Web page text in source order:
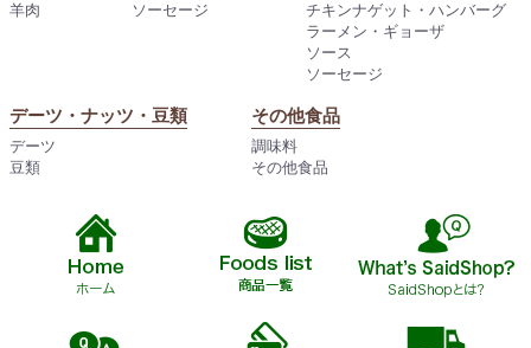
羊肉
ソーセージ
チキンナゲット・ハンバーグ
ラーメン・ギョーザ
ソース
ソーセージ
デーツ・ナッツ・豆類
デーツ
豆類
その他食品
調味料
その他食品